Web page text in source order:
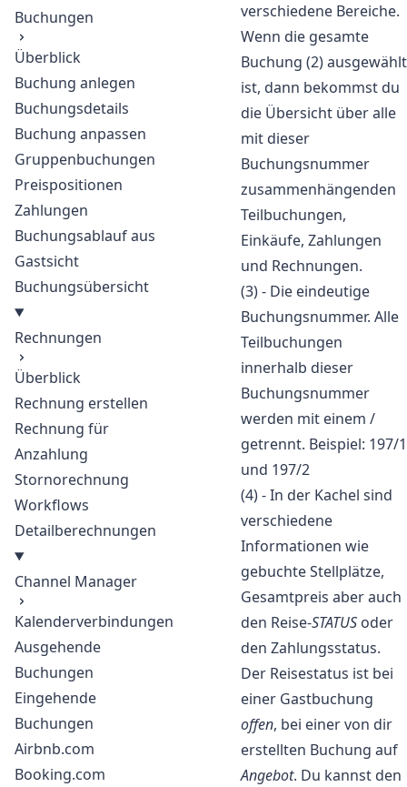
Buchungen
Überblick
Buchung anlegen
Buchungsdetails
Buchung anpassen
Gruppenbuchungen
Preispositionen
Zahlungen
Buchungsablauf aus
Gastsicht
Buchungsübersicht
Rechnungen
Überblick
Rechnung erstellen
Rechnung für
Anzahlung
Stornorechnung
Workflows
Detailberechnungen
Channel Manager
Kalenderverbindungen
Ausgehende
Buchungen
Eingehende
Buchungen
Airbnb.com
Booking.com
verschiedene Bereiche.
Wenn die gesamte
Buchung (2) ausgewählt
ist, dann bekommst du
die Übersicht über alle
mit dieser
Buchungsnummer
zusammenhängenden
Teilbuchungen,
Einkäufe, Zahlungen
und Rechnungen.
(3) - Die eindeutige
Buchungsnummer. Alle
Teilbuchungen
innerhalb dieser
Buchungsnummer
werden mit einem /
getrennt. Beispiel: 197/1
und 197/2
(4) - In der Kachel sind
verschiedene
Informationen wie
gebuchte Stellplätze,
Gesamtpreis aber auch
den Reise-STATUS oder
den Zahlungsstatus.
Der Reisestatus ist bei
einer Gastbuchung
offen, bei einer von dir
erstellten Buchung auf
Angebot. Du kannst den